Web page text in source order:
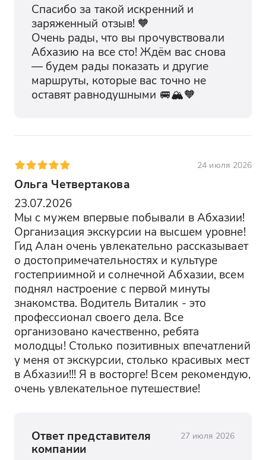
Спасибо за такой искренний и
заряженный отзыв! 🧡
Очень рады, что вы прочувствовали
Абхазию на все сто! Ждём вас снова
— будем рады показать и другие
маршруты, которые вас точно не
оставят равнодушными 🚐🏔️🧡
24 июля 2026
Ольга Четвертакова
23.07.2026
Мы с мужем впервые побывали в Абхазии!
Организация экскурсии на высшем уровне!
Гид Алан очень увлекательно рассказывает
о достопримечательностях и культуре
гостеприимной и солнечной Абхазии, всем
поднял настроение с первой минуты
знакомства. Водитель Виталик - это
профессионал своего дела. Все
организовано качественно, ребята
молодцы! Столько позитивных впечатлений
у меня от экскурсии, столько красивых мест
в Абхазии!!! Я в восторге! Всем рекомендую,
очень увлекательное путешествие!
Ответ представителя
компании
27 июля 2026